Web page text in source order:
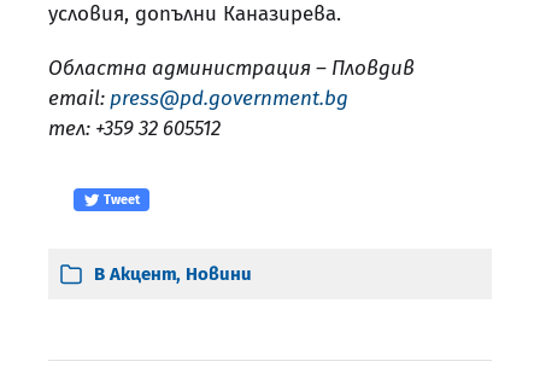
условия, допълни Каназирева.
Областна администрация – Пловдив
email: press@pd.government.bg
тел: +359 32 605512
Tweet
В Акцент, Новини